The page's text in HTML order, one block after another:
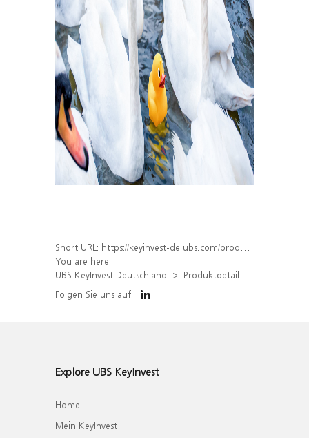
Short URL: https://keyinvest-de.ubs.com/produkt/detail/index/isin/DE000WA7EG67
You are here:
UBS KeyInvest Deutschland
Produktdetail
Folgen Sie uns auf
Explore UBS KeyInvest
Home
Mein KeyInvest